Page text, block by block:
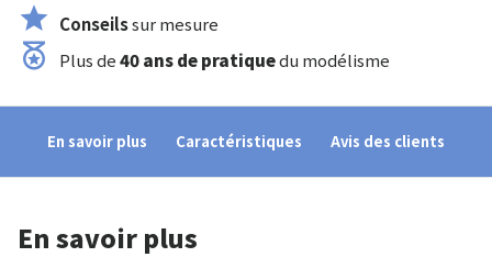
Conseilssur mesure
Plus de40 ans de pratiquedu modélisme
En savoir plus Caractéristiques Avis des clients
En savoir plus